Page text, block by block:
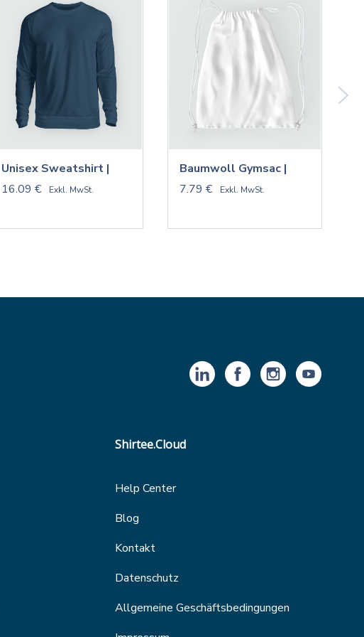
Unisex Sweatshirt |
16.09 €
Exkl. MwSt.
Baumwoll Gymsac |
7.79 €
Exkl. MwSt.
Shirtee.Cloud
Help Center
Blog
Kontakt
Datenschutz
Allgemeine Geschäftsbedingungen